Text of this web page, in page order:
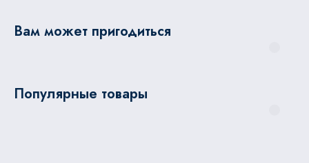
Вам может пригодиться
Популярные товары